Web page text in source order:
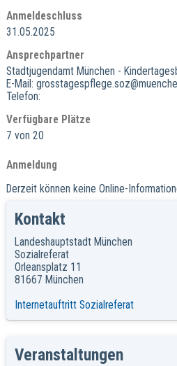
Anmeldeschluss
31.05.2025
Ansprechpartner
Stadtjugendamt München -
E-Mail:
Telefon:
Verfügbare Plätze
7 von 20
Anmeldung
Derzeit können keine Online-
Kontakt
Landeshauptstadt München
Sozialreferat
Orleansplatz 11
81667 München
Internetauftritt Sozialreferat
Veranstaltungen